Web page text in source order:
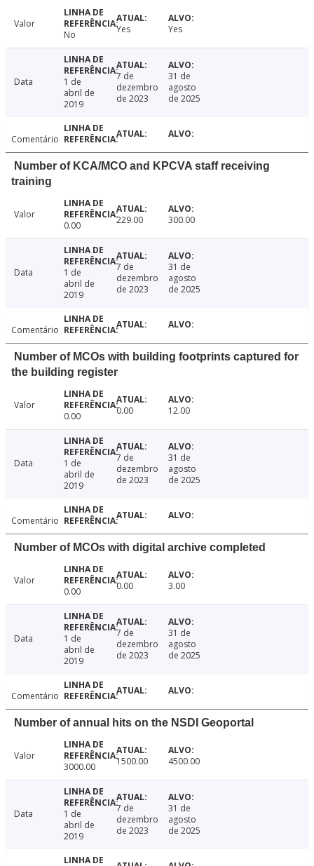
Valor
No
Yes Yes
Data
1 de
abril de
2019
7 de
dezembro
de 2023
31 de
agosto
de 2025
Comentário
Number of KCA/MCO and KPCVA staff receiving
training
Valor
0.00
229.00 300.00
Data
1 de
abril de
2019
7 de
dezembro
de 2023
31 de
agosto
de 2025
Comentário
Number of MCOs with building footprints captured for
the building register
Valor
0.00
0.00 12.00
Data
1 de
abril de
2019
7 de
dezembro
de 2023
31 de
agosto
de 2025
Comentário
Number of MCOs with digital archive completed
Valor
0.00
0.00 3.00
Data
1 de
abril de
2019
7 de
dezembro
de 2023
31 de
agosto
de 2025
Comentário
Number of annual hits on the NSDI Geoportal
Valor
3000.00
1500.00 4500.00
Data
1 de
abril de
2019
7 de
dezembro
de 2023
31 de
agosto
de 2025